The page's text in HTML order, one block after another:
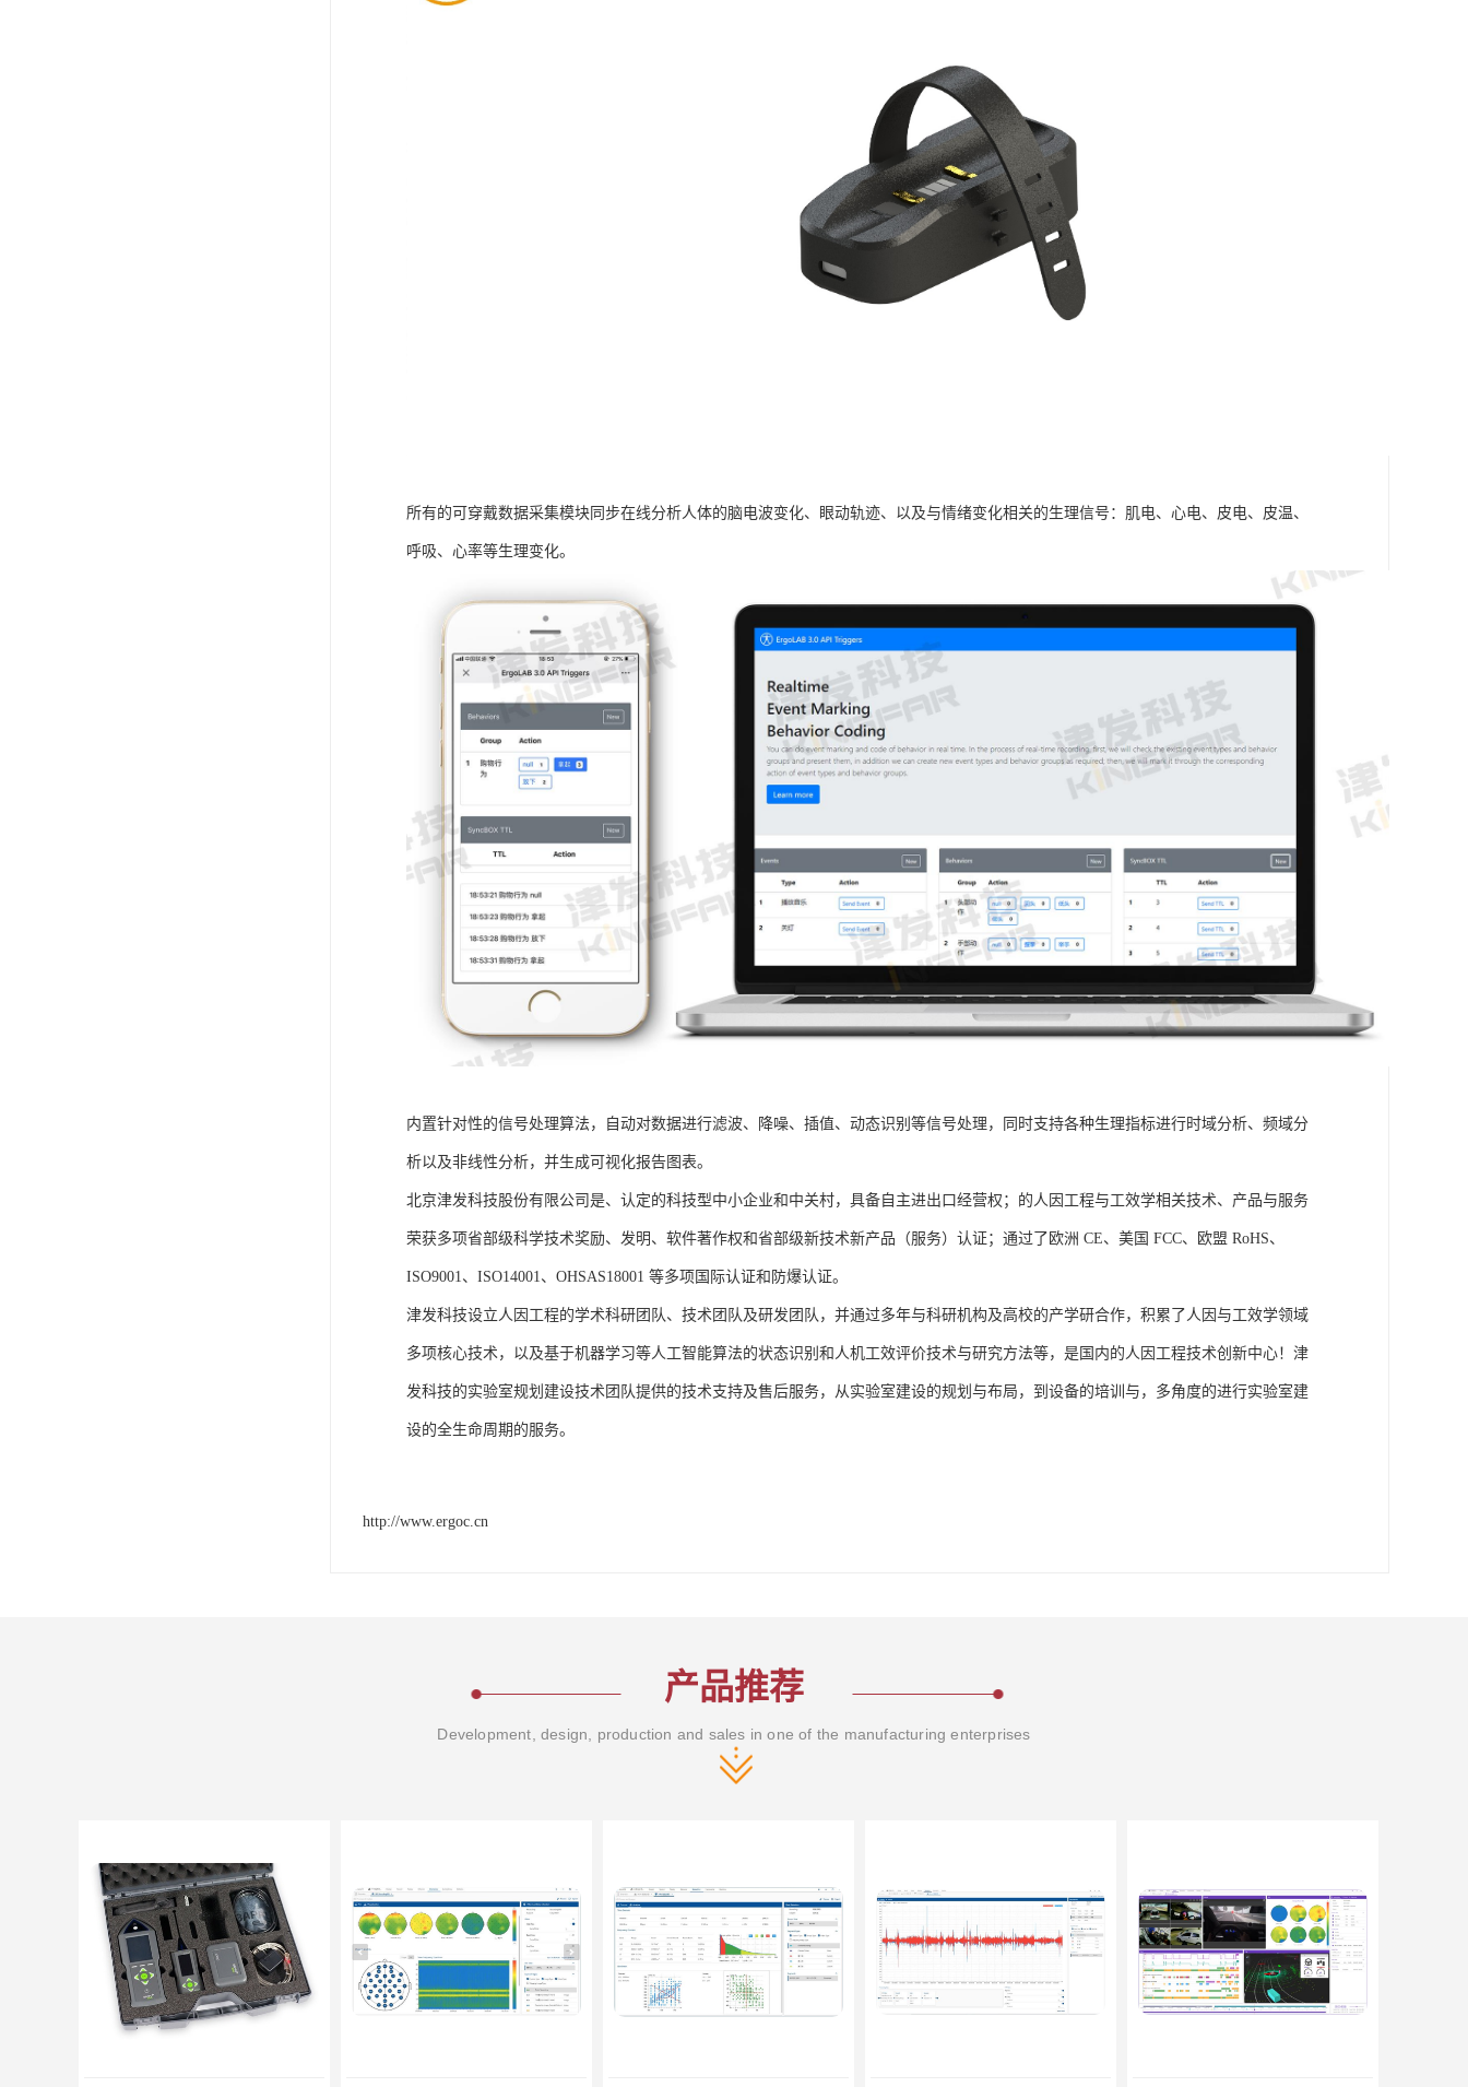
所有的可穿戴数据采集模块同步在线分析人体的脑电波变化、眼动轨迹、以及与情绪变化相关的生理信号：肌电、心电、皮电、皮温、
呼吸、心率等生理变化。
内置针对性的信号处理算法，自动对数据进行滤波、降噪、插值、动态识别等信号处理，同时支持各种生理指标进行时域分析、频域分
析以及非线性分析，并生成可视化报告图表。
北京津发科技股份有限公司是、认定的科技型中小企业和中关村，具备自主进出口经营权；的人因工程与工效学相关技术、产品与服务
荣获多项省部级科学技术奖励、发明、软件著作权和省部级新技术新产品（服务）认证；通过了欧洲 CE、美国 FCC、欧盟 RoHS、
ISO9001、ISO14001、OHSAS18001 等多项国际认证和防爆认证。
津发科技设立人因工程的学术科研团队、技术团队及研发团队，并通过多年与科研机构及高校的产学研合作，积累了人因与工效学领域
多项核心技术，以及基于机器学习等人工智能算法的状态识别和人机工效评价技术与研究方法等，是国内的人因工程技术创新中心！津
发科技的实验室规划建设技术团队提供的技术支持及售后服务，从实验室建设的规划与布局，到设备的培训与，多角度的进行实验室建
设的全生命周期的服务。
http://www.ergoc.cn
产品推荐
Development, design, production and sales in one of the manufacturing enterprises